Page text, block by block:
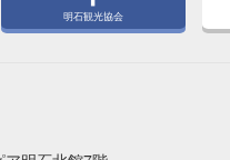
明石観光協会